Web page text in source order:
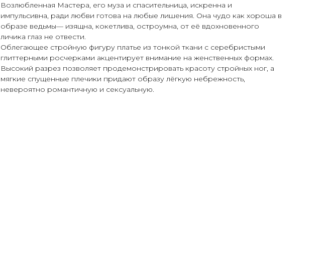
Возлюбленная Мастера, его муза и спасительница, искренна и
импульсивна, ради любви готова на любые лишения. Она чудо как хороша в
образе ведьмы— изящна, кокетлива, остроумна, от её вдохновенного
личика глаз не отвести.
Облегающее стройную фигуру платье из тонкой ткани с серебристыми
глиттерными росчерками акцентирует внимание на женственных формах.
Высокий разрез позволяет продемонстрировать красоту стройных ног, а
мягкие спущенные плечики придают образу лёгкую небрежность,
невероятно романтичную и сексуальную.